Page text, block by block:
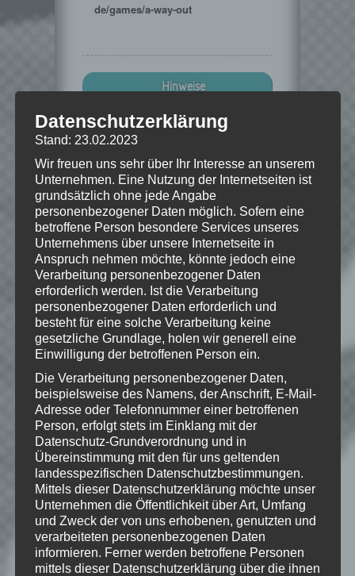
de/games/a-way-out
Hinweise
Wenn Dir das Spiel gefällt,
unterstütze bitte die Entwickler und
kaufe Dir das Spiel im Original!
Origin:
https://www.origin.com/deu/en-
us/store/a-way-out/a-way-
out/standard-edition
© 2018 Electronic Arts Inc.
Wie gefällt dir dieser Beitrag?
Klicke hier und lasse
eine Bewertung da!
Schreibe einen Kommentar
Deine E-Mail-Adresse wird nicht
veröffentlicht. Erforderliche Felder
sind mit*markiert
Datenschutzerklärung
Stand: 23.02.2023
Wir freuen uns sehr über Ihr Interesse an unserem
Unternehmen. Eine Nutzung der Internetseiten ist
grundsätzlich ohne jede Angabe
personenbezogener Daten möglich. Sofern eine
betroffene Person besondere Services unseres
Unternehmens über unsere Internetseite in
Anspruch nehmen möchte, könnte jedoch eine
Verarbeitung personenbezogener Daten
erforderlich werden. Ist die Verarbeitung
personenbezogener Daten erforderlich und
besteht für eine solche Verarbeitung keine
gesetzliche Grundlage, holen wir generell eine
Einwilligung der betroffenen Person ein.
Die Verarbeitung personenbezogener Daten,
beispielsweise des Namens, der Anschrift, E-Mail-
Adresse oder Telefonnummer einer betroffenen
Person, erfolgt stets im Einklang mit der
Datenschutz-Grundverordnung und in
Übereinstimmung mit den für uns geltenden
landesspezifischen Datenschutzbestimmungen.
Mittels dieser Datenschutzerklärung möchte unser
Unternehmen die Öffentlichkeit über Art, Umfang
und Zweck der von uns erhobenen, genutzten und
verarbeiteten personenbezogenen Daten
informieren. Ferner werden betroffene Personen
mittels dieser Datenschutzerklärung über die ihnen